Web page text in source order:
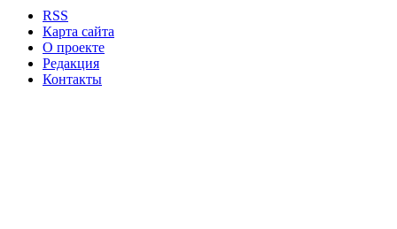
RSS
Карта сайта
О проекте
Редакция
Контакты